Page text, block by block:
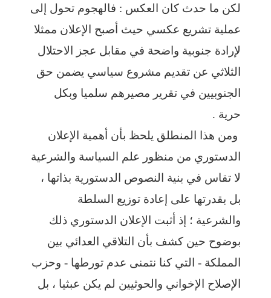
لكن ما حدث كان العكس : فالهجوم تحول إلى
عملية تشريع عكسي حيث أصبح الإعلان ممثلا
لإرادة جنوبية واضحة في مقابل عجز الاحتلال
الثلاثي عن تقديم مشروع سياسي يضمن حق
الجنوبيين في تقرير مصيرهم سلميا وبكل
حرية .
ومن هذا المنطلق يلحظ بأن أهمية الإعلان
الدستوري من منظور علم السياسة والشرعية
لا تقاس في بنية النصوص الدستورية بذاتها ،
بل بقدرتها على إعادة توزيع السلطة
والشرعية ؛ إذ أثبت الإعلان الدستوري ذلك
بوضوح حين كشف بأن التلاقي العدائي بين
المملكة - التي كنا نتمنى عدم تورطها - وحزب
الإصلاح الإخواني والحوثيين لم يكن عبثيا ، بل